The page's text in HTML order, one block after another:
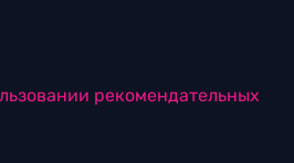
рекомендательных